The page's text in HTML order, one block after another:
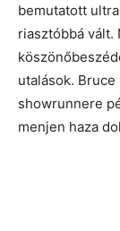
bemutatott
riasztóbbá vált.
utalások.
showrunnere
menjen haza